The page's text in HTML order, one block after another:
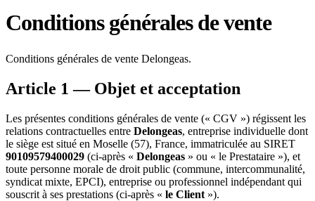
Conditions générales de vente
Conditions générales de vente Delongeas.
Article 1 — Objet et acceptation
Les présentes conditions générales de vente (« CGV ») régissent les
relations contractuelles entre Delongeas, entreprise individuelle dont
le siège est situé en Moselle (57), France, immatriculée au SIRET
90109579400029 (ci-après « Delongeas » ou « le Prestataire »), et
toute personne morale de droit public (commune, intercommunalité,
syndicat mixte, EPCI), entreprise ou professionnel indépendant qui
souscrit à ses prestations (ci-après « le Client »).